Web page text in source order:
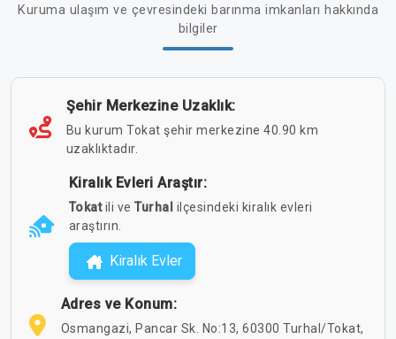
Kuruma ulaşım ve çevresindeki barınma imkanları hakkında
bilgiler
Şehir Merkezine Uzaklık:
Bu kurum Tokat şehir merkezine 40.90 km
uzaklıktadır.
Kiralık Evleri Araştır:
Tokatili ve Turhal ilçesindeki kiralık evleri
araştırın.
Kiralık Evler
Adres ve Konum:
Osmangazi, Pancar Sk. No:13, 60300 Turhal/Tokat,